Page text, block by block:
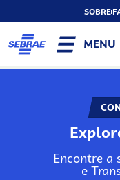
SOBRE
MENU
Encontre a
e